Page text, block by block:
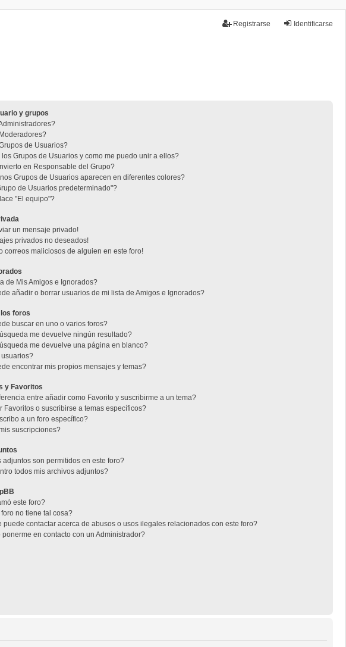
Identificarse
Registrarse
y grupos
de Usuarios?
Grupos de Usuarios y como me puedo unir a ellos?
en Responsable del Grupo?
Grupos de Usuarios aparecen en diferentes colores?
de Usuarios predeterminado"?
"El equipo"?
un mensaje privado!
privados no deseados!
correos maliciosos de alguien en este foro!
de Mis Amigos e Ignorados?
añadir o borrar usuarios de mi lista de Amigos e Ignorados?
foros
buscar en uno o varios foros?
me devuelve ningún resultado?
me devuelve una página en blanco?
encontrar mis propios mensajes y temas?
y Favoritos
entre añadir como Favorito y suscribirme a un tema?
Favoritos o suscribirse a temas específicos?
a un foro específico?
suscripciones?
adjuntos son permitidos en este foro?
todos mis archivos adjuntos?
este foro?
no tiene tal cosa?
puede contactar acerca de abusos o usos ilegales relacionados con este foro?
en contacto con un Administrador?